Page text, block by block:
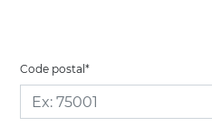
Code postal *